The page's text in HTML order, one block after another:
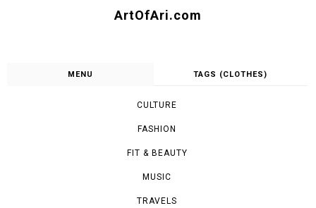
ArtOfAri.com
MENU TAGS (CLOTHES)
CULTURE
FASHION
FIT & BEAUTY
MUSIC
TRAVELS